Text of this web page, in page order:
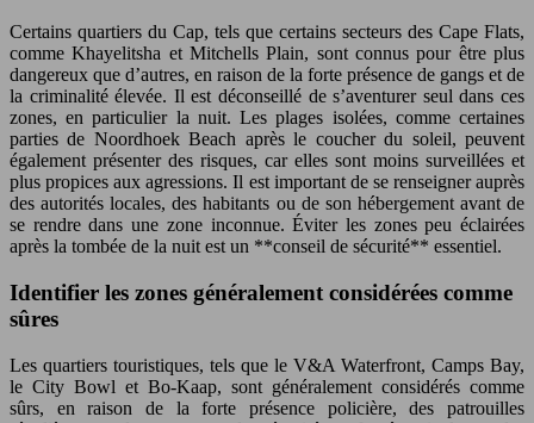
Certains quartiers du Cap, tels que certains secteurs des Cape Flats,
comme Khayelitsha et Mitchells Plain, sont connus pour être plus
dangereux que d’autres, en raison de la forte présence de gangs et de
la criminalité élevée. Il est déconseillé de s’aventurer seul dans ces
zones, en particulier la nuit. Les plages isolées, comme certaines
parties de Noordhoek Beach après le coucher du soleil, peuvent
également présenter des risques, car elles sont moins surveillées et
plus propices aux agressions. Il est important de se renseigner auprès
des autorités locales, des habitants ou de son hébergement avant de
se rendre dans une zone inconnue. Éviter les zones peu éclairées
après la tombée de la nuit est un **conseil de sécurité** essentiel.
Identifier les zones généralement considérées comme
sûres
Les quartiers touristiques, tels que le V&A Waterfront, Camps Bay,
le City Bowl et Bo-Kaap, sont généralement considérés comme
sûrs, en raison de la forte présence policière, des patrouilles